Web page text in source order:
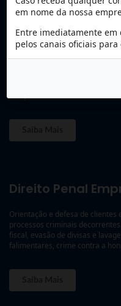
Direito Imobiliário
retificação de área,
despejo, rescisão contratual,
cumprimento de contratos
Direito Penal
Orientação e defesa de clientes
processos criminais
fiscal, evasão de divisas e
falimentares, crime contra a
em nome da nossa
Entre imediatamente em
pelos canais oficiais